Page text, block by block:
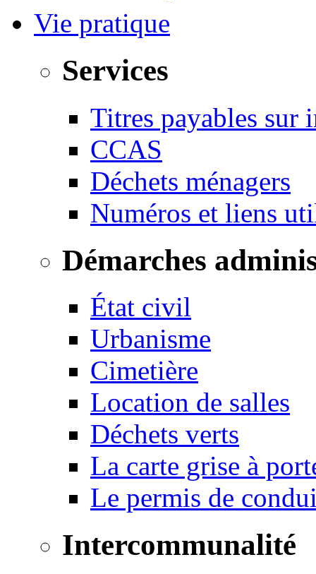
Vie pratique
Services
Titres payables sur
CCAS
Déchets ménagers
Numéros et liens
Démarches
État civil
Urbanisme
Cimetière
Location de salles
Déchets verts
La carte grise à
Le permis de
Intercommunalité